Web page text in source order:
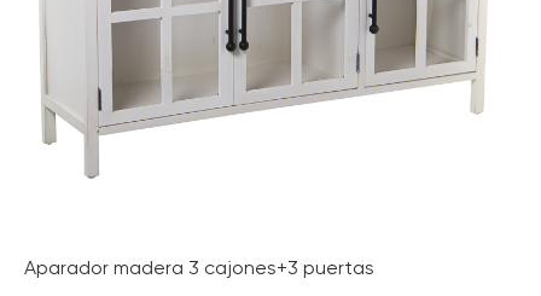
Aparador madera 3 cajones+3 puertas